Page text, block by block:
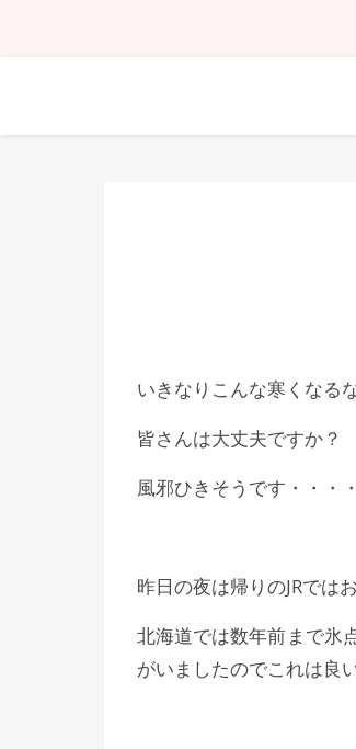
いきなりこんな寒くなる
皆さんは大丈夫ですか？
風邪ひきそうです・・・・
昨日の夜は帰りのJRでは
北海道では数年前まで氷
がいましたのでこれは良